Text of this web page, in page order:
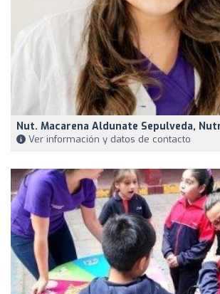
Nut. Macarena Aldunate Sepulveda,
Ver información y datos de contacto